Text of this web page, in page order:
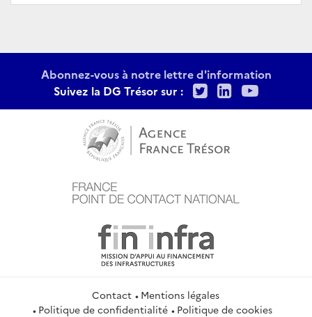
Abonnez-vous à notre lettre d'information
Suivez la DG Trésor sur :
TwitterLinkedIn
Contact
Mentions légales
Politique de confidentialité
Politique de cookies